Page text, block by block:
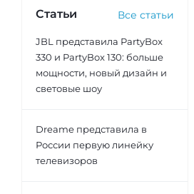
Статьи Все статьи
JBL представила PartyBox
330 и PartyBox 130: больше
мощности, новый дизайн и
световые шоу
Dreame представила в
России первую линейку
телевизоров